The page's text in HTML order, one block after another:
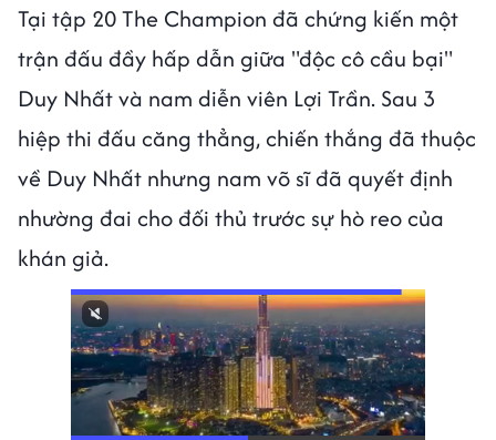
Tại tập 20 The Champion đã chứng kiến một
trận đấu đầy hấp dẫn giữa "độc cô cầu bại"
Duy Nhất và nam diễn viên Lợi Trần. Sau 3
hiệp thi đấu căng thẳng, chiến thắng đã thuộc
về Duy Nhất nhưng nam võ sĩ đã quyết định
nhường đai cho đối thủ trước sự hò reo của
khán giả.